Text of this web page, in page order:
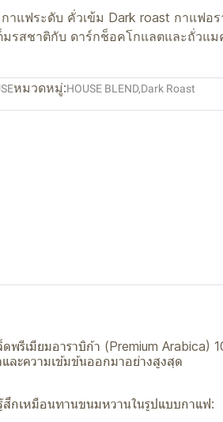
าแฟระดับ คั่วเข้ม Dark roast กาแฟอร
มรสชาติกับ ดาร์กช็อคโกแลตและถั่วแม
หมวดหมู่:HOUSE BLEND,Dark Roast
รีเมียมอาราบิก้า (Premium Arabica)
ะความเข้มข้นออกมาอย่างสูงสุด
กเหมือนทานขนมหวานในรูปแบบกาแฟ: